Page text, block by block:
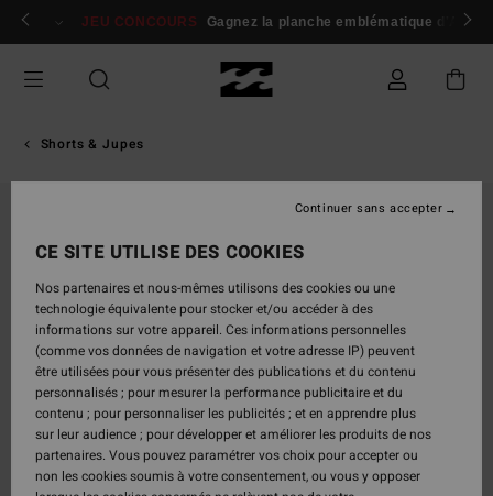
Passer
Se connecter / s'inscrire
JEU CONCOURS Gagnez la planche emblématique d'Andy
Shorts & Jupes
CE SITE UTILISE DES COOKIES
Nos partenaires et nous-mêmes utilisons des cookies ou une
technologie équivalente pour stocker et/ou accéder à des
informations sur votre appareil. Ces informations personnelles
(comme vos données de navigation et votre adresse IP) peuvent
être utilisées pour vous présenter des publications et du contenu
personnalisés ; pour mesurer la performance publicitaire et du
contenu ; pour personnaliser les publicités ; et en apprendre plus
sur leur audience ; pour développer et améliorer les produits de nos
partenaires. Vous pouvez paramétrer vos choix pour accepter ou
non les cookies soumis à votre consentement, ou vous y opposer
Continuer sans accepter